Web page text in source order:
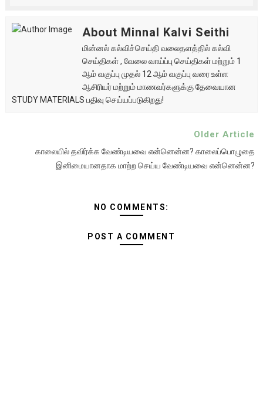
About Minnal Kalvi Seithi
மின்னல் கல்விச்செய்தி வலைதளத்தில் கல்வி
செய்திகள் , வேலை வாய்ப்பு செய்திகள் மற்றும் 1
ஆம் வகுப்பு முதல் 12 ஆம் வகுப்பு வரை உள்ள
ஆசிரியர் மற்றும் மாணவர்களுக்கு தேவையான
STUDY MATERIALS பதிவு செய்யப்படுகிறது!
Older Article
காலையில் தவிர்க்க வேண்டியவை என்னென்ன? காலைப்பொழுதை
இனிமையானதாக மாற்ற செய்ய வேண்டியவை என்னென்ன?
NO COMMENTS:
POST A COMMENT